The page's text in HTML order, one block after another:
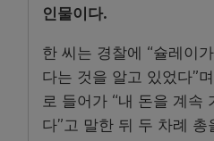
인물이다.
한 씨는 경찰에 “슐레이
다는 것을 알고 있었다”
로 들어가 “내 돈을 계속
다”고 말한 뒤 두 차례